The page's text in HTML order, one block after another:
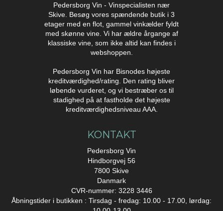
Pedersborg Vin - Vinspecialisten nær
Skive. Besøg vores spændende butik i 3
etager med en flot, gammel vinkælder fyldt
med skønne vine. Vi har ældre årgange af
klassiske vine, som ikke altid kan findes i
webshoppen.
Pedersborg Vin har Bisnodes højeste
kreditværdighed/rating. Den rating bliver
løbende vurderet, og vi bestræber os til
stadighed på at fastholde det højeste
kreditværdighedsniveau AAA.
KONTAKT
Pedersborg Vin
Hindborgvej 56
7800 Skive
Danmark
CVR-nummer: 3228 3446
Åbningstider i butikken : Tirsdag - fredag: 10.00 - 17.00, lørdag: